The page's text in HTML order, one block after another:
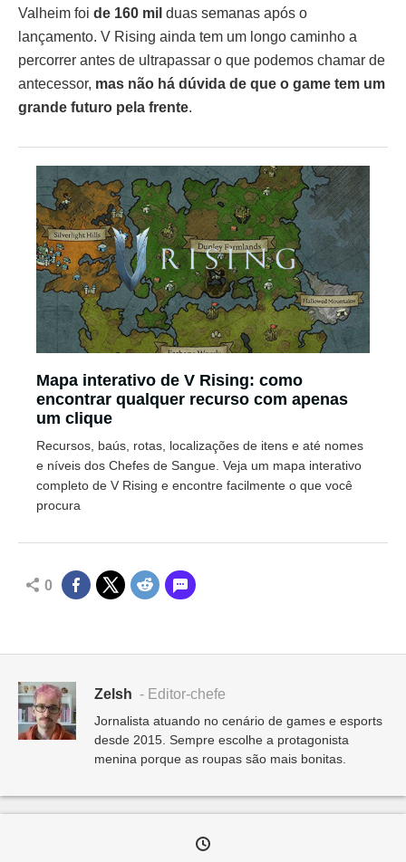
Valheim foi de 160 mil duas semanas após o
lançamento. V Rising ainda tem um longo caminho a
percorrer antes de ultrapassar o que podemos chamar de
antecessor, mas não há dúvida de que o game tem um
grande futuro pela frente.
Mapa interativo de V Rising: como
encontrar qualquer recurso com apenas
um clique
Recursos, baús, rotas, localizações de itens e até nomes
e níveis dos Chefes de Sangue. Veja um mapa interativo
completo de V Rising e encontre facilmente o que você
procura
0
Zelsh - Editor-chefe
Jornalista atuando no cenário de games e esports
desde 2015. Sempre escolhe a protagonista
menina porque as roupas são mais bonitas.